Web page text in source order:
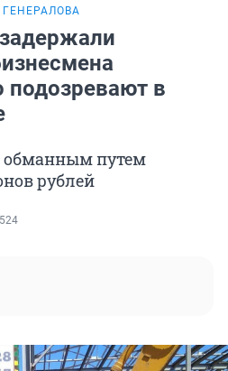
подозревают в
обманным путем
рублей